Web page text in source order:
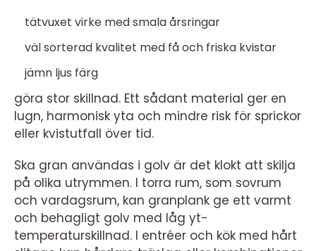
tätvuxet virke med smala årsringar
väl sorterad kvalitet med få och friska kvistar
jämn ljus färg
göra stor skillnad. Ett sådant material ger en
lugn, harmonisk yta och mindre risk för sprickor
eller kvistutfall över tid.
Ska gran användas i golv är det klokt att skilja
på olika utrymmen. I torra rum, som sovrum
och vardagsrum, kan granplank ge ett varmt
och behagligt golv med låg yt-
temperaturskillnad. I entréer och kök med hårt